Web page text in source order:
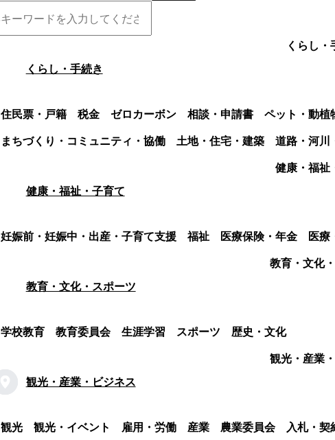
くらし・
くらし・手続き
住民票・戸籍 税金 ゼロカーボン 相談・申請書 ペット・動植
まちづくり・コミュニティ・協働
土地・住宅・建築
道路・河川
健康・福祉
健康・福祉・子育て
妊娠前・妊娠中・出産・子育て支援 福祉 医療保険・年金 医療
教育・文化
教育・文化・スポーツ
学校教育 教育委員会 生涯学習 スポーツ
歴史・文化
観光・産業
観光・産業・ビジネス
観光 観光・イベント 雇用・労働 産業 農業委員会
入札・契